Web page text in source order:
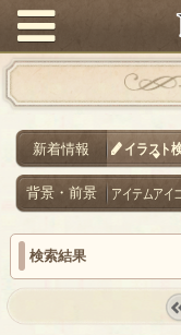
新着情報 イラスト
背景・前景 アイテムアイ
検索結果